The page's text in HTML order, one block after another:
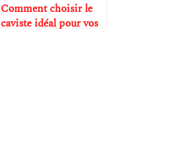
Comment choisir le
caviste idéal pour vos